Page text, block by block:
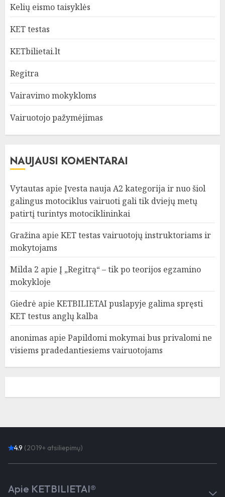
Kelių eismo taisyklės
KET testas
KETbilietai.lt
Regitra
Vairavimo mokykloms
Vairuotojo pažymėjimas
NAUJAUSI KOMENTARAI
Vytautas apie Įvesta nauja A2 kategorija ir nuo šiol
galingus motociklus vairuoti gali tik dviejų metų
patirtį turintys motociklininkai
Gražina apie KET testas vairuotojų instruktoriams ir
mokytojams
Milda 2 apie Į „Regitrą“ – tik po teorijos egzamino
mokykloje
Giedrė apie KETBILIETAI puslapyje galima spręsti
KET testus anglų kalba
anonimas apie Papildomi mokymai bus privalomi ne
visiems pradedantiesiems vairuotojams
4.9 (2019+ atsiliepimų)
Apie KETBILIETAI®